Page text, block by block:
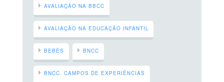
AVALIAÇÃO NA BBCC
AVALIAÇÃO NA EDUCAÇÃO INFANTIL
BEBÊS BNCC
BNCC. CAMPOS DE EXPERIÊNCIAS